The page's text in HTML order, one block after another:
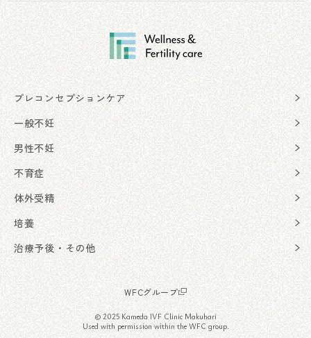
プレコンセプションケア
一般不妊
男性不妊
不育症
体外受精
培養
治療予後・その他
WFCグループ
© 2025 Kameda IVF Clinic Makuhari
Used with permission within the WFC group.